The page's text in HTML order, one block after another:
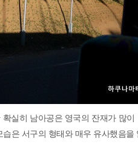
실히 남아공은 영국의 잔재가 많
은 서구의 형태와 매우 유사했음을